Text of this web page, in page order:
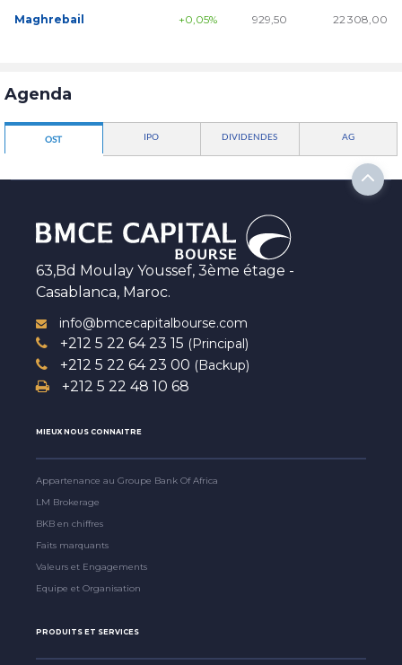
Maghrebail +0,05% 929,50 22 308,00
Agenda
OST IPO DIVIDENDES AG
63,Bd Moulay Youssef, 3ème étage -
Casablanca, Maroc.
info@bmcecapitalbourse.com
+212 5 22 64 23 15 (Principal)
+212 5 22 64 23 00 (Backup)
+212 5 22 48 10 68
MIEUX NOUS CONNAITRE
Appartenance au Groupe Bank Of Africa
LM Brokerage
BKB en chiffres
Faits marquants
Valeurs et Engagements
Equipe et Organisation
PRODUITS ET SERVICES